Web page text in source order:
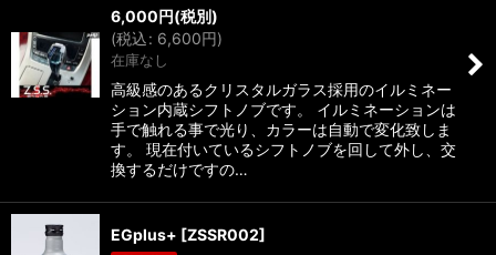
6,000円(税別)
(税込: 6,600円)
在庫なし
高級感のあるクリスタルガラス採用のイルミネー
ション内蔵シフトノブです。 イルミネーションは
手で触れる事で光り、カラーは自動で変化致しま
す。 現在付いているシフトノブを回して外し、交
換するだけですの…
EGplus+ [ZSSR002]